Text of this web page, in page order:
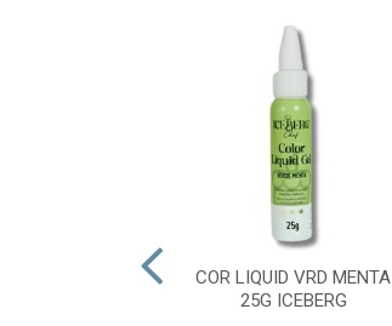
COR LIQUID VRD MENTA
25G ICEBERG